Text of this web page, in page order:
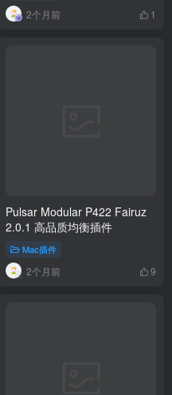
2个月前 1
Pulsar Modular P422 Fairuz
2.0.1 高品质均衡插件
Mac插件
2个月前 9